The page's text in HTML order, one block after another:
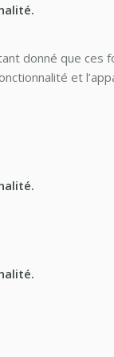
donné que ces
et